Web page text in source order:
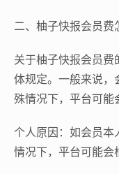
二、柚子快报会员费
关于柚子快报会员
体规定。一般来说，
殊情况下，平台可能
个人原因：如会员本
情况下，平台可能会